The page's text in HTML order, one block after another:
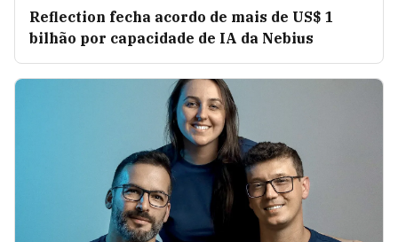
Reflection fecha acordo de mais de US$ 1
bilhão por capacidade de IA da Nebius